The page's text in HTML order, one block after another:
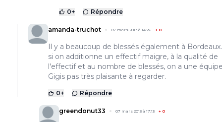
0+ Répondre
amanda-truchot 07 mars 2013 à 14:26 + 0
Il y a beaucoup de blessés également à
si on additionne un effectif maigre, à la qualité de
l'effectif et au nombre de blessés, on a une
Gigis pas très plaisante à regarder.
0+ Répondre
greendonut33 07 mars 2013 à 17:13 + 0